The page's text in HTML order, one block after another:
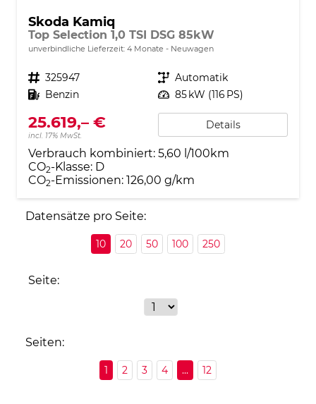
Skoda Kamiq
Top Selection 1,0 TSI DSG 85kW
unverbindliche Lieferzeit: 4 Monate Neuwagen
Fahrzeugnr. 325947 Getriebe Automatik
Kraftstoff Benzin Leistung 85 kW (116 PS)
25.619,– €
incl. 17% MwSt.
Details
Verbrauch kombiniert: 5,60 l/100km
CO2-Klasse: D
CO2-Emissionen: 126,00 g/km
Datensätze pro Seite:
10 20 50 100 250
Seite:
Seiten:
1 2 3 4 ... 12